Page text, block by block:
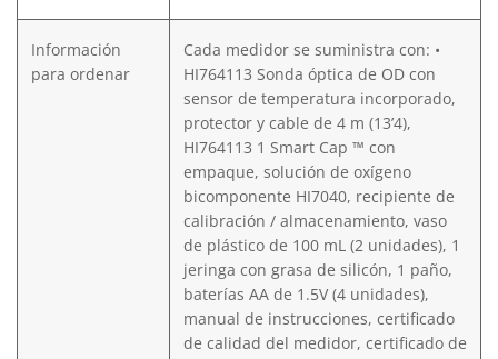
Información
para ordenar
Cada medidor se suministra con: •
HI764113 Sonda óptica de OD con
sensor de temperatura incorporado,
protector y cable de 4 m (13’4),
HI764113 1 Smart Cap ™ con
empaque, solución de oxígeno
bicomponente HI7040, recipiente de
calibración / almacenamiento, vaso
de plástico de 100 mL (2 unidades), 1
jeringa con grasa de silicón, 1 paño,
baterías AA de 1.5V (4 unidades),
manual de instrucciones, certificado
de calidad del medidor, certificado de